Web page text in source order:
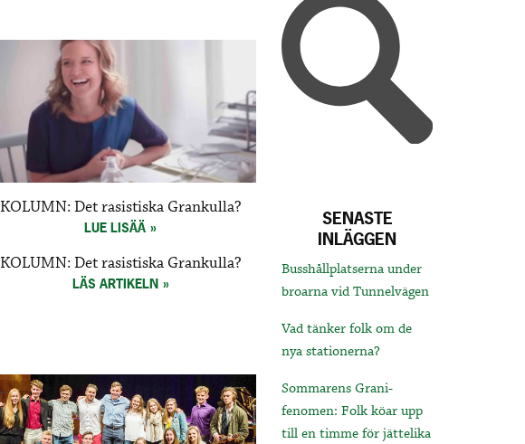
KOLUMN: Det rasistiska Grankulla?
LUE LISÄÄ
KOLUMN: Det rasistiska Grankulla?
LÄS ARTIKELN
SENASTE
INLÄGGEN
Busshållplatserna under
broarna vid Tunnelvägen
Vad tänker folk om de
nya stationerna?
Sommarens Grani-
fenomen: Folk köar upp
till en timme för jättelika